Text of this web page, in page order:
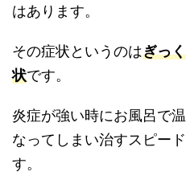
はあります。
その症状というのはぎっ
状です。
炎症が強い時にお風呂で
なってしまい治すスピー
す。